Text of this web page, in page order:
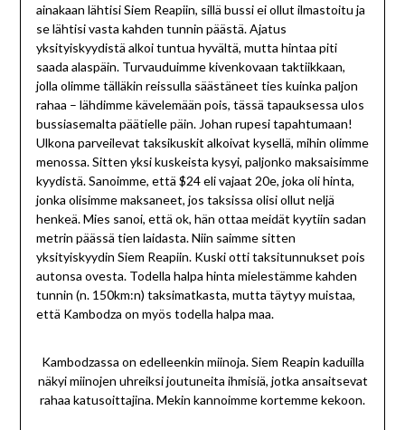
ainakaan lähtisi Siem Reapiin, sillä bussi ei ollut ilmastoitu ja
se lähtisi vasta kahden tunnin päästä. Ajatus
yksityiskyydistä alkoi tuntua hyvältä, mutta hintaa piti
saada alaspäin. Turvauduimme kivenkovaan taktiikkaan,
jolla olimme tälläkin reissulla säästäneet ties kuinka paljon
rahaa – lähdimme kävelemään pois, tässä tapauksessa ulos
bussiasemalta päätielle päin. Johan rupesi tapahtumaan!
Ulkona parveilevat taksikuskit alkoivat kysellä, mihin olimme
menossa. Sitten yksi kuskeista kysyi, paljonko maksaisimme
kyydistä. Sanoimme, että $24 eli vajaat 20e, joka oli hinta,
jonka olisimme maksaneet, jos taksissa olisi ollut neljä
henkeä. Mies sanoi, että ok, hän ottaa meidät kyytiin sadan
metrin päässä tien laidasta. Niin saimme sitten
yksityiskyydin Siem Reapiin. Kuski otti taksitunnukset pois
autonsa ovesta. Todella halpa hinta mielestämme kahden
tunnin (n. 150km:n) taksimatkasta, mutta täytyy muistaa,
että Kambodza on myös todella halpa maa.
Kambodzassa on edelleenkin miinoja. Siem Reapin kaduilla
näkyi miinojen uhreiksi joutuneita ihmisiä, jotka ansaitsevat
rahaa katusoittajina. Mekin kannoimme kortemme kekoon.